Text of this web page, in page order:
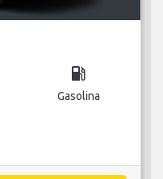
local_gas_station
Gasolina